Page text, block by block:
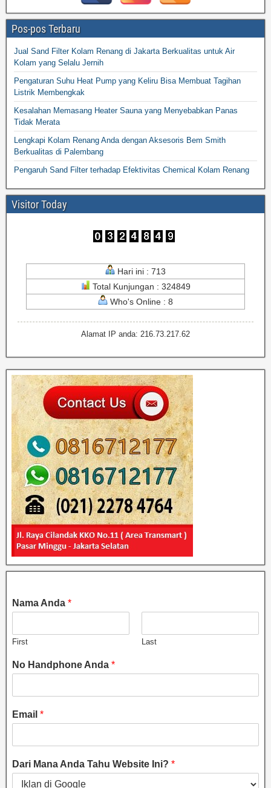
Pos-pos Terbaru
Jual Sand Filter Kolam Renang di Jakarta Berkualitas untuk Air
Kolam yang Selalu Jernih
Pengaturan Suhu Heat Pump yang Keliru Bisa Membuat Tagihan
Listrik Membengkak
Kesalahan Memasang Heater Sauna yang Menyebabkan Panas
Tidak Merata
Lengkapi Kolam Renang Anda dengan Aksesoris Bem Smith
Berkualitas di Palembang
Pengaruh Sand Filter terhadap Efektivitas Chemical Kolam Renang
Visitor Today
Hari ini : 713
Total Kunjungan : 324849
Who's Online : 8
Alamat IP anda: 216.73.217.62
Nama Anda *
First Last
No Handphone Anda *
Email *
Dari Mana Anda Tahu Website Ini? *